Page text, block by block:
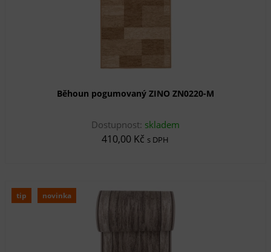
Běhoun pogumovaný ZINO ZN0220-M
Dostupnost: skladem
410,00 Kč s DPH
tip novinka